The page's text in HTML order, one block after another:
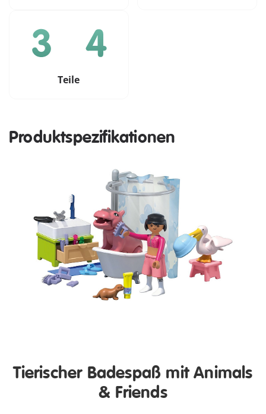
Teile
Produktspezifikationen
Tierischer Badespaß mit Animals
& Friends